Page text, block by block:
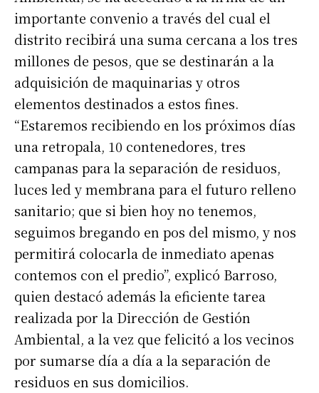
importante convenio a través del cual el
distrito recibirá una suma cercana a los tres
millones de pesos, que se destinarán a la
adquisición de maquinarias y otros
elementos destinados a estos fines.
“Estaremos recibiendo en los próximos días
una retropala, 10 contenedores, tres
campanas para la separación de residuos,
luces led y membrana para el futuro relleno
sanitario; que si bien hoy no tenemos,
seguimos bregando en pos del mismo, y nos
permitirá colocarla de inmediato apenas
contemos con el predio”, explicó Barroso,
quien destacó además la eficiente tarea
realizada por la Dirección de Gestión
Ambiental, a la vez que felicitó a los vecinos
por sumarse día a día a la separación de
residuos en sus domicilios.